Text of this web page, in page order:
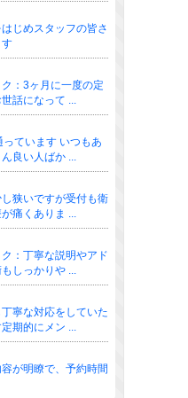
じめスタッフの皆さ
：3ヶ月に一度の定
話になって ...
ています いつもあ
良い人ばか ...
狭いですが受付も衛
痛くありま ...
：丁寧な説明やアド
しっかりや ...
寧な対応をしていた
期的にメン ...
が明瞭で、予約時間